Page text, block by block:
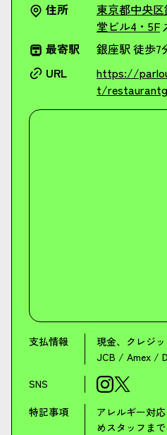
住所
東京都中央
堂ビル4・5F
最寄駅
銀座駅 徒歩7
URL
https://
t/
支払情報
現金、クレジ
JCB / Amex /
SNS
特記事項
アレルギー対
めスタッフま